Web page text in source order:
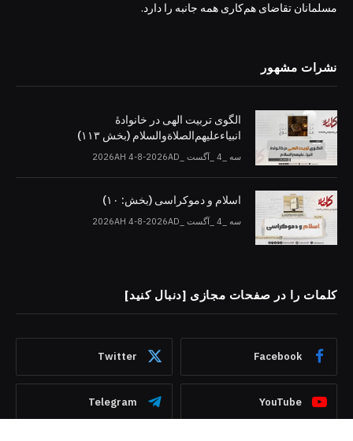
مسلمانان تقاضای هم‌کاری همه جانبه را دارد.
نشرات مشهور
الگوی تربیت الهی در خانوادۀ
انبیاءعلیهم‌الصلاةو‌السلام (بخش ۱۱۳)
سه _4 _آگست _2026AH 4-8-2026AD
اسلام و دموکراسی (بخش: ۱۰)
سه _4 _آگست _2026AH 4-8-2026AD
کلمات را در صفحات مجازی [دنبال کنید]
Facebook
Twitter
YouTube
Telegram